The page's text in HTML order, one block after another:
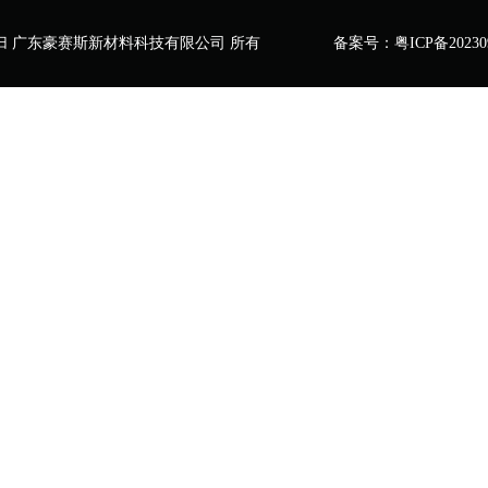
广东豪赛斯新材料科技有限公司 所有 备案号：粤ICP备